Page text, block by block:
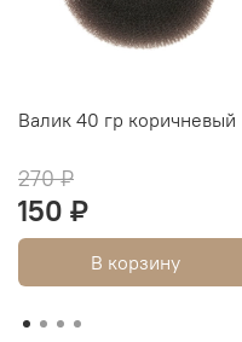
Валик 40 гр коричневый
270 ₽
150 ₽
В корзину